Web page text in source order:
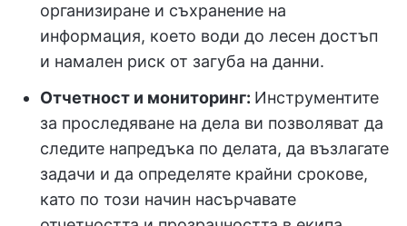
организиране и съхранение на
информация, което води до лесен достъп
и намален риск от загуба на данни.
Отчетност и мониторинг: Инструментите
за проследяване на дела ви позволяват да
следите напредъка по делата, да възлагате
задачи и да определяте крайни срокове,
като по този начин насърчавате